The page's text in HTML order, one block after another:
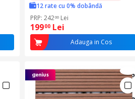
12 rate cu 0% dobândă
PRP: 24200 Lei
19900 Lei
Adauga in Cos